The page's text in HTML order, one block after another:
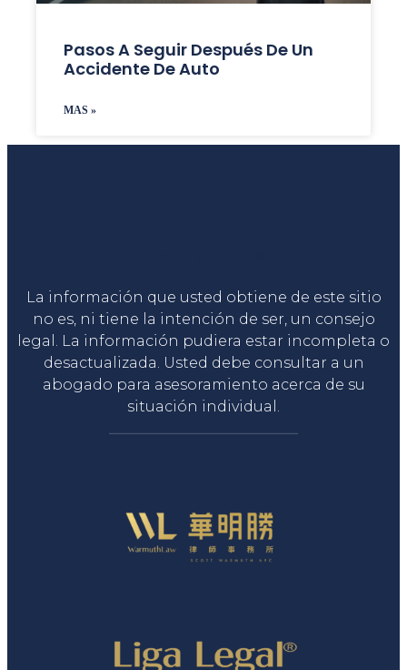
Pasos A Seguir Después De Un
Accidente De Auto
MAS »
La información que usted obtiene de este sitio
no es, ni tiene la intención de ser, un consejo
legal. La información pudiera estar incompleta o
desactualizada. Usted debe consultar a un
abogado para asesoramiento acerca de su
situación individual.